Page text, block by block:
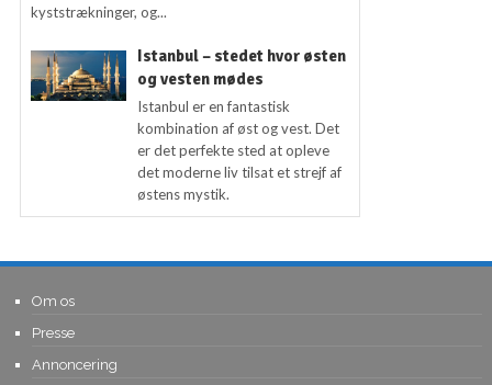
kyststrækninger, og...
Istanbul – stedet hvor østen
og vesten mødes
Istanbul er en fantastisk
kombination af øst og vest. Det
er det perfekte sted at opleve
det moderne liv tilsat et strejf af
østens mystik.
Om os
Presse
Annoncering